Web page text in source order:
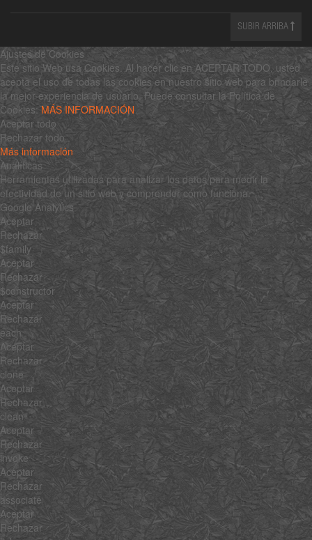
SUBIR ARRIBA
Ajustes de Cookies
Este sitio Web usa Cookies. Al hacer clic en ACEPTAR TODO, usted
acepta el uso de todas las cookies en nuestro sitio web para brindarle
la mejor experiencia de usuario. Puede consultar la Política de
Cookies:MÁS INFORMACIÓN
Aceptar todo
Rechazar todo
Más información
Analíticas
Herramientas utilizadas para analizar los datos para medir la
efectividad de un sitio web y comprender cómo funciona.
Google Analytics
Aceptar
Rechazar
$family
Aceptar
Rechazar
$constructor
Aceptar
Rechazar
each
Aceptar
Rechazar
clone
Aceptar
Rechazar
clean
Aceptar
Rechazar
invoke
Aceptar
Rechazar
associate
Aceptar
Rechazar